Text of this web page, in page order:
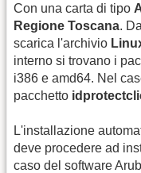
Con una carta di tipo
Regione Toscana.
scarica l'archivio
interno si trovano i
i386 e amd64. Nel
pacchetto
L'installazione
deve procedere ad
caso del software